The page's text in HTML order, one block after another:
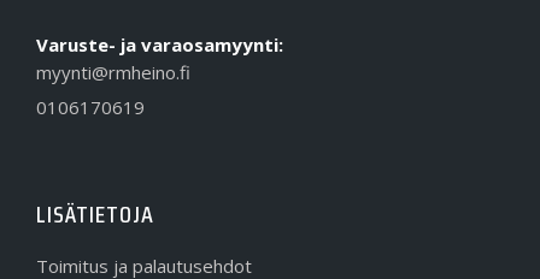
Varuste- ja varaosamyynti:
myynti@rmheino.fi
0106170619
LISÄTIETOJA
Toimitus ja palautusehdot